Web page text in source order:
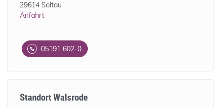
29614 Soltau
Anfahrt
05191 602-0
Standort Walsrode